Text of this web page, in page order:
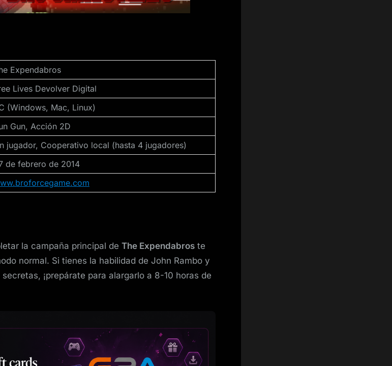
Expendabros
Lives Devolver Digital
(Windows, Mac, Linux)
Gun, Acción 2D
jugador, Cooperativo local (hasta 4 jugadores)
de febrero de 2014
la campaña principal de The Expendabros te
normal. Si tienes la habilidad de John Rambo y
¡prepárate para alargarlo a 8-10 horas de